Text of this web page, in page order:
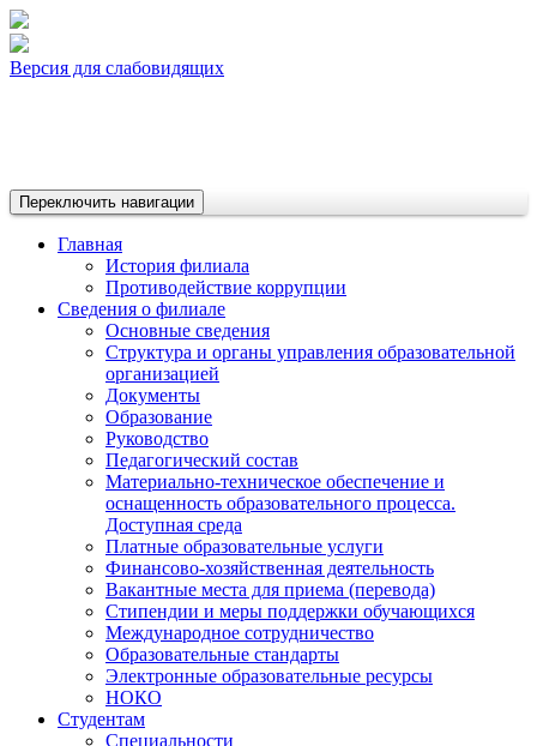
Версия для слабовидящих
Переключить навигации
Главная
История филиала
Противодействие коррупции
Сведения о филиале
Основные сведения
Структура и органы управления образовательной
организацией
Документы
Образование
Руководство
Педагогический состав
Материально-техническое обеспечение и
оснащенность образовательного процесса.
Доступная среда
Платные образовательные услуги
Финансово-хозяйственная деятельность
Вакантные места для приема (перевода)
Стипендии и меры поддержки обучающихся
Международное сотрудничество
Образовательные стандарты
Электронные образовательные ресурсы
НОКО
Студентам
Специальности